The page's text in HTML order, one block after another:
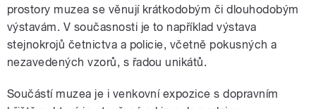
prostory muzea se věnují krátkodobým či dlouhodobým
výstavám. V současnosti je to například výstava
stejnokrojů četnictva a policie, včetně pokusných a
nezavedených vzorů, s řadou unikátů.
Součástí muzea je i venkovní expozice s dopravním